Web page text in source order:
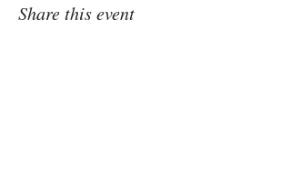
Share this event